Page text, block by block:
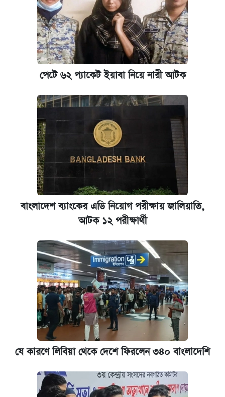
আজকের বাজারে স্বর্ণের দাম (৪ আগস্ট)
নবম জাতীয় পে-স্কেল নিয়ে সর্বশেষ যা জানা গেল
পাঁচ দপ্তরে নতুন সচিব নিয়োগ দিল সরকার
কবে হবে মেডিকেল ভর্তি পরীক্ষা, জানা গেল যা
আজকের বাজারে স্বর্ণ-রুপার দাম (৫ আগস্ট)
আজকের বাজারে স্বর্ণের দাম (৬ আগস্ট)
ঢাবি আইবিএর এক্সিকিউটিভ এমবিএতে ভর্তি শুরু,
আবেদন ১২ আগস্ট পর্যন্ত
পেটে ৬২ প্যাকেট ইয়াবা নিয়ে নারী আটক
বাংলাদেশ ব্যাংকের এডি নিয়োগ পরীক্ষায় জালিয়াতি,
আটক ১২ পরীক্ষার্থী
যে কারণে লিবিয়া থেকে দেশে ফিরলেন ৩৪০ বাংলাদেশি